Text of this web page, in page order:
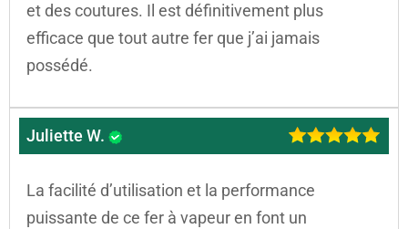
et des coutures. Il est définitivement plus
efficace que tout autre fer que j’ai jamais
possédé.
Juliette W.
La facilité d’utilisation et la performance
puissante de ce fer à vapeur en font un